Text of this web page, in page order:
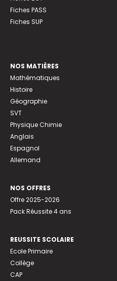
Fiches PASS
Fiches SUP
NOS MATIÈRES
Mathématiques
Histoire
Géographie
SVT
Physique Chimie
Anglais
Espagnol
Allemand
NOS OFFRES
Offre 2025-2026
Pack Réussite 4 ans
REUSSITE SCOLAIRE
Ecole Primaire
Collège
CAP